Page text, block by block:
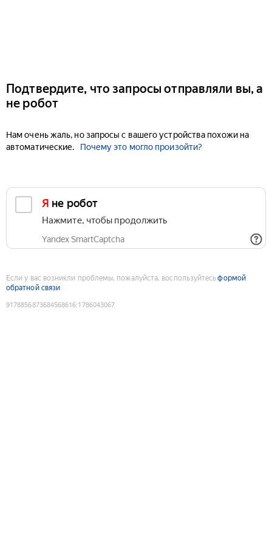
Подтвердите, что запросы отправляли вы, а
не робот
Нам очень жаль, но запросы с вашего устройства похожи на
автоматические.
Почему это могло произойти?
Я не робот
Нажмите, чтобы продолжить
Yandex SmartCaptcha
Если у вас возникли проблемы, пожалуйста, воспользуйтесьформой
обратной связи
9178856873684568616:1786043067